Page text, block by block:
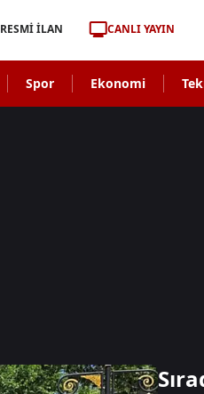
RESMİ İLAN CANLI YAYIN
Spor Ekonomi